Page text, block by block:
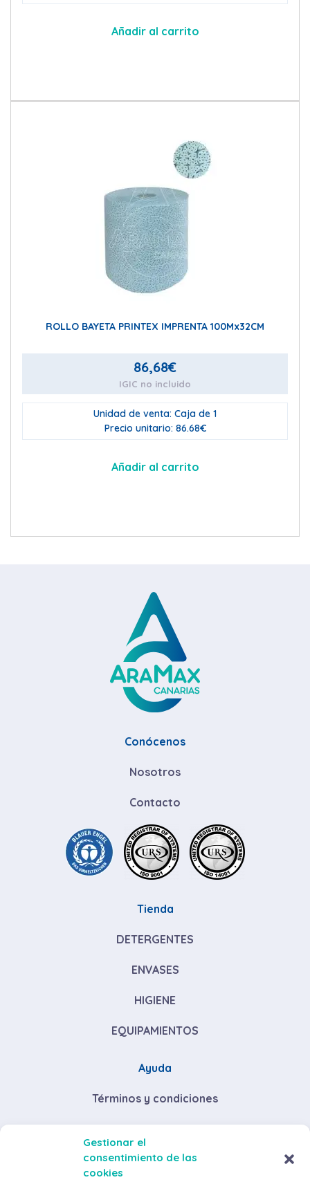
Gestionar el
consentimiento de las
cookies
Añadir al carrito
ROLLO BAYETA PRINTEX IMPRENTA 100Mx32CM
86,68€
IGIC no incluido
Unidad de venta: Caja de 1
Precio unitario: 86.68€
Añadir al carrito
Conócenos
Nosotros
Contacto
Tienda
DETERGENTES
ENVASES
HIGIENE
EQUIPAMIENTOS
Ayuda
Términos y condiciones
Descuentos por volumen de compra
Envíos y devoluciones